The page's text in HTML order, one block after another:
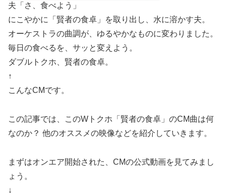
夫「さ、食べよう」
にこやかに「賢者の食卓」を取り出し、水に溶かす夫。
オーケストラの曲調が、ゆるやかなものに変わりました。
毎日の食べるを、サッと変えよう。
ダブルトクホ、賢者の食卓。
↑
こんなCMです。
この記事では、このWトクホ「賢者の食卓」のCM曲は何
なのか？ 他のオススメの映像などを紹介していきます。
まずはオンエア開始された、CMの公式動画を見てみまし
ょう。
↓